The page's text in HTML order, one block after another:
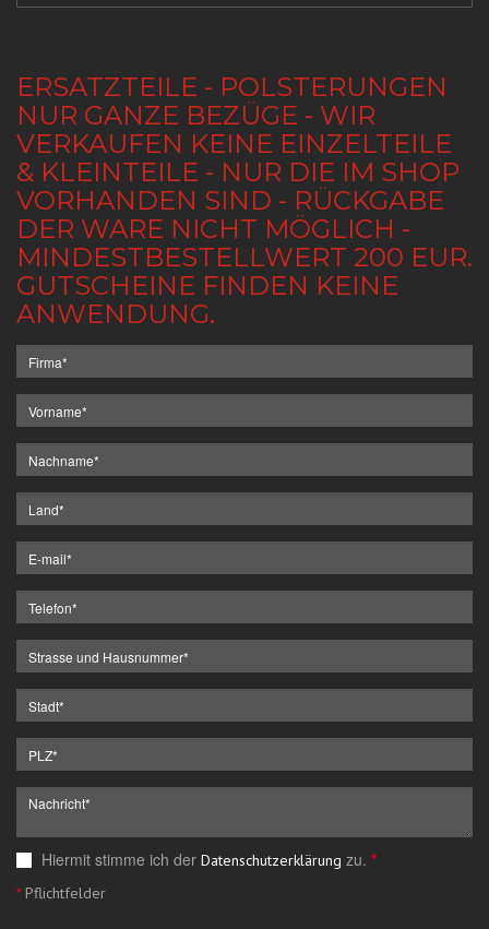
ERSATZTEILE - POLSTERUNGEN
NUR GANZE BEZÜGE - WIR
VERKAUFEN KEINE EINZELTEILE
& KLEINTEILE - NUR DIE IM SHOP
VORHANDEN SIND - RÜCKGABE
DER WARE NICHT MÖGLICH -
MINDESTBESTELLWERT 200 EUR.
GUTSCHEINE FINDEN KEINE
ANWENDUNG.
Hiermit stimme ich der Datenschutzerklärung zu. *
*Pflichtfelder